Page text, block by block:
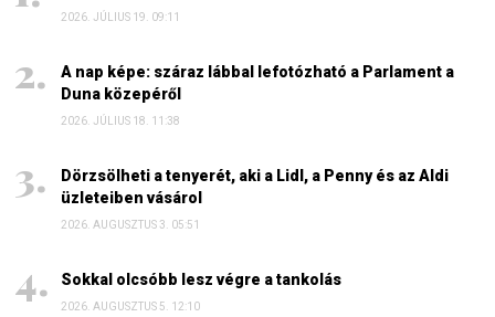
2026. JÚLIUS 19. 09:11
A nap képe: száraz lábbal lefotózható a Parlament a
Duna közepéről
2026. JÚLIUS 18. 11:38
Dörzsölheti a tenyerét, aki a Lidl, a Penny és az Aldi
üzleteiben vásárol
2026. AUGUSZTUS 3. 05:51
Sokkal olcsóbb lesz végre a tankolás
2026. AUGUSZTUS 5. 12:10